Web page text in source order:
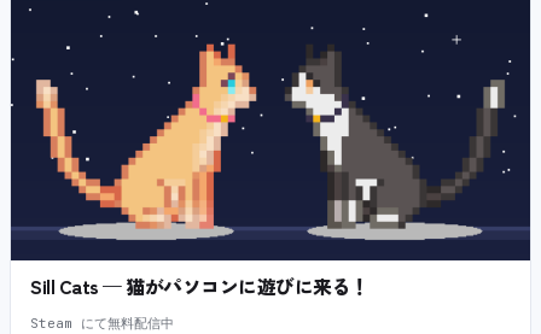
Sill Cats — 猫がパソコンに遊びに来る！
Steam にて無料配信中